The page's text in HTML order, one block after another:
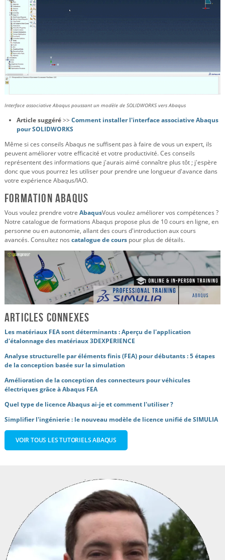
Interface associative Abaqus poussant un modèle de SOLIDWORKS vers Abaqus
Article suggéré>> Comment installer l'interface associative Abaqus
pour SOLIDWORKS
Même si ces conseils Abaqus ne suffisent pas à faire de vous un expert, ils
peuvent améliorer votre efficacité et votre productivité. Ces conseils
représentent des informations que j'aurais aimé connaître plus tôt ; j'espère
donc que vous pourrez les utiliser pour prendre une longueur d'avance dans
votre expérience Abaqus/IAO.
Formation Abaqus
Vous voulez prendre votre AbaqusVous voulez améliorer vos compétences ?
Notre catalogue de formations Abaqus propose plus de 10 cours en ligne, en
personne ou en autonomie, allant des cours d'introduction aux cours
avancés. Consultez nos catalogue de cours pour plus de détails.
Articles connexes
Les matériaux FEA sont déterminants : Aperçu de l'application
d'étalonnage des matériaux 3DEXPERIENCE
Analyse structurelle par éléments finis (FEA) pour débutants : 5 étapes
de la conception basée sur la simulation
Amélioration de la conception des connecteurs pour véhicules
électriques grâce à Abaqus FEA
Quel type de licence Abaqus ai-je et comment l'utiliser ?
Simplifier l'ingénierie : le nouveau modèle de licence unifié de SIMULIA
VOIR TOUS LES TUTORIELS ABAQUS